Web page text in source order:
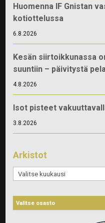
Huomenna IF Gnistan
kotiottelussa
6.8.2026
Kesän siirtoikkunassa
suuntiin – päivitystä
4.8.2026
Isot pisteet
3.8.2026
Arkistot
Arkistot